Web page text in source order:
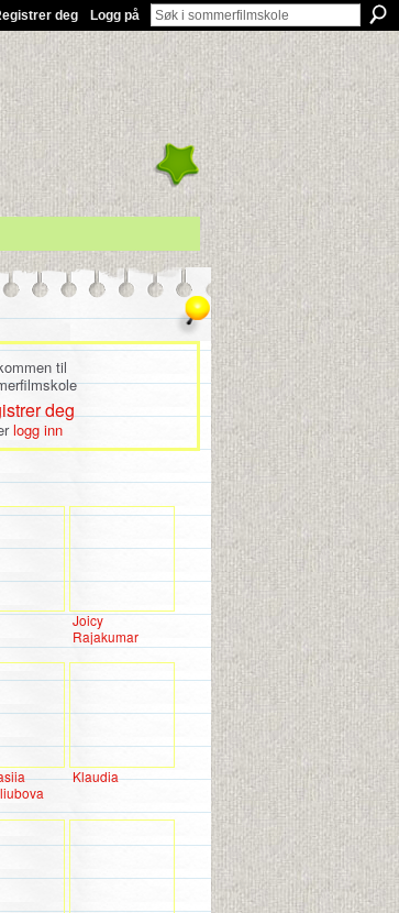
deg Logg på
til
deg
logg inn
Joicy
Rajakumar
Klaudia